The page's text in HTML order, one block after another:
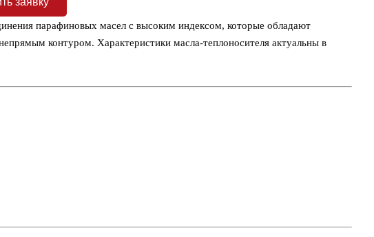
парафиновых масел с высоким индексом, которые обладают
контуром. Характеристики масла-теплоносителя актуальны в